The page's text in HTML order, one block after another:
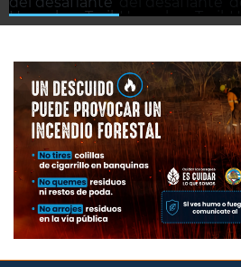
PARTICIPARON DEL
DESAFIANTE
HUACALERA TRAIL
GALERÍA DE
DEL FESTIVAL
PROVINCIAL
YACÓN Y LA
PACHAMAMA
BÁRCENA
MALVINAS: SIEMPRE
CON NUESTROS
SOLDADOS
LA QUIACA
AL TURISMO